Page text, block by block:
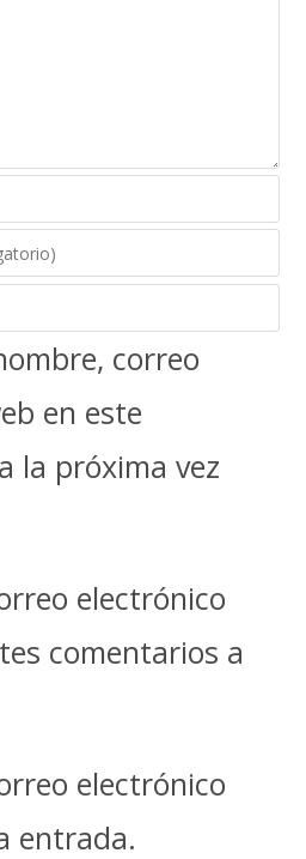
correo
en este
la próxima vez
electrónico
comentarios a
electrónico
entrada.